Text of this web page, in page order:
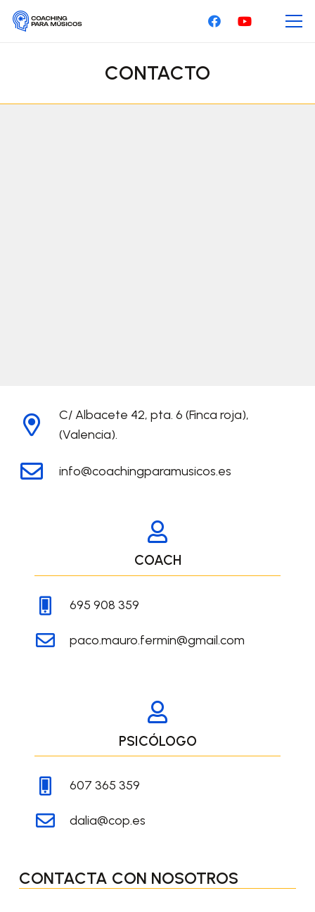
CONTACTO
C/ Albacete 42, pta. 6 (Finca roja),
(Valencia).
info@coachingparamusicos.es
COACH
695 908 359
paco.mauro.fermin@gmail.com
PSICÓLOGO
607 365 359
dalia@cop.es
CONTACTA CON NOSOTROS